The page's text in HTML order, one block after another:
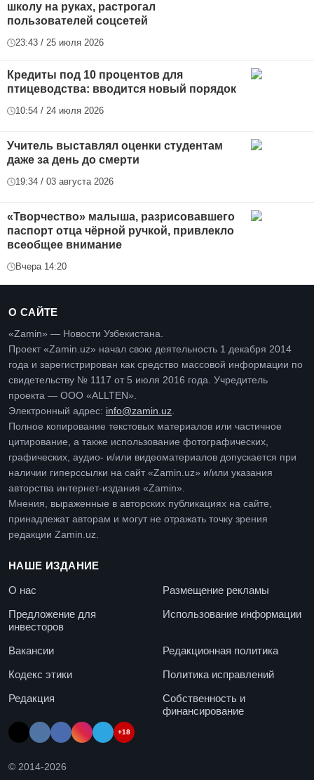
школу на руках, растрогал
пользователей соцсетей
23:43 / 25 июля 2026
Кредиты под 10 процентов для
птицеводства: вводится новый порядок
10:54 / 24 июля 2026
Учитель выставлял оценки студентам
даже за день до смерти
19:34 / 03 августа 2026
«Творчество» малыша, разрисовавшего
паспорт отца чёрной ручкой, привлекло
всеобщее внимание
Вчера 14:20
О САЙТЕ
«Zamin» — Новости Узбекистана.
Проект «Zamin.uz» начал свою деятельность 1 декабря 2014
года и зарегистрирован как средство массовой информации по
свидетельству № 1117 от 5 июля 2016 года. Учредитель
проекта — ООО «ALLTEN».
Электронный адрес: info@zamin.uz.
Полное копирование текстовых материалов или частичное
цитирование, а также использование фотографических,
графических, аудио- и/или видеоматериалов допускается при
наличии гиперссылки на сайт «Zamin.uz» и/или указания
авторства интернет-издания «Zamin».
Мнения, выраженные в авторских публикациях на сайте,
принадлежат авторам и могут не отражать точку зрения
редакции Zamin.uz.
НАШЕ ИЗДАНИЕ
О нас
Размещение рекламы
Предложение для
инвесторов
Использование информации
Вакансии
Редакционная политика
Кодекс этики
Политика исправлений
Редакция
Собственность и
финансирование
+18
© 2014-2026